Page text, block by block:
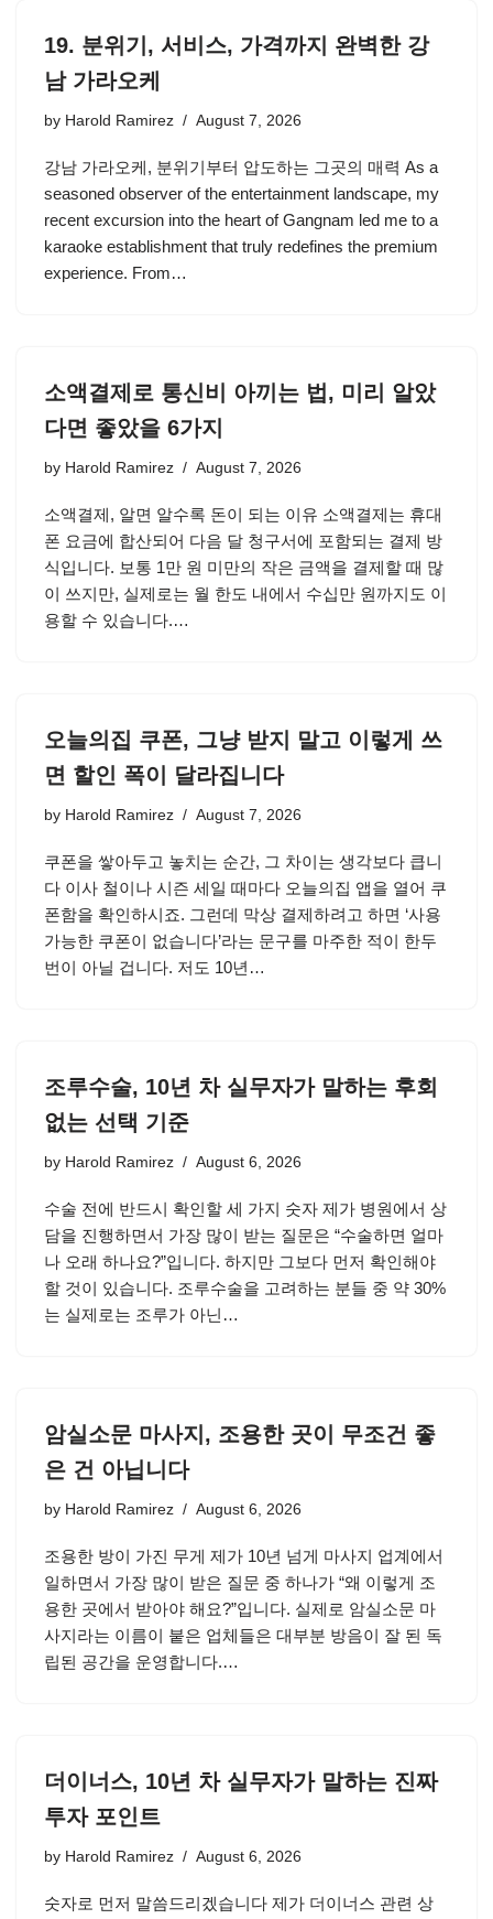
19. 분위기, 서비스, 가격까지 완벽한 강
남 가라오케
by Harold Ramirez August 7, 2026
강남 가라오케, 분위기부터 압도하는 그곳의 매력 As a
seasoned observer of the entertainment landscape, my
recent excursion into the heart of Gangnam led me to a
karaoke establishment that truly redefines the premium
experience. From…
소액결제로 통신비 아끼는 법, 미리 알았
다면 좋았을 6가지
by Harold Ramirez August 7, 2026
소액결제, 알면 알수록 돈이 되는 이유 소액결제는 휴대
폰 요금에 합산되어 다음 달 청구서에 포함되는 결제 방
식입니다. 보통 1만 원 미만의 작은 금액을 결제할 때 많
이 쓰지만, 실제로는 월 한도 내에서 수십만 원까지도 이
용할 수 있습니다.…
오늘의집 쿠폰, 그냥 받지 말고 이렇게 쓰
면 할인 폭이 달라집니다
by Harold Ramirez August 7, 2026
쿠폰을 쌓아두고 놓치는 순간, 그 차이는 생각보다 큽니
다 이사 철이나 시즌 세일 때마다 오늘의집 앱을 열어 쿠
폰함을 확인하시죠. 그런데 막상 결제하려고 하면 ‘사용
가능한 쿠폰이 없습니다’라는 문구를 마주한 적이 한두
번이 아닐 겁니다. 저도 10년…
조루수술, 10년 차 실무자가 말하는 후회
없는 선택 기준
by Harold Ramirez August 6, 2026
수술 전에 반드시 확인할 세 가지 숫자 제가 병원에서 상
담을 진행하면서 가장 많이 받는 질문은 “수술하면 얼마
나 오래 하나요?”입니다. 하지만 그보다 먼저 확인해야
할 것이 있습니다. 조루수술을 고려하는 분들 중 약 30%
는 실제로는 조루가 아닌…
암실소문 마사지, 조용한 곳이 무조건 좋
은 건 아닙니다
by Harold Ramirez August 6, 2026
조용한 방이 가진 무게 제가 10년 넘게 마사지 업계에서
일하면서 가장 많이 받은 질문 중 하나가 “왜 이렇게 조
용한 곳에서 받아야 해요?”입니다. 실제로 암실소문 마
사지라는 이름이 붙은 업체들은 대부분 방음이 잘 된 독
립된 공간을 운영합니다.…
더이너스, 10년 차 실무자가 말하는 진짜
투자 포인트
by Harold Ramirez August 6, 2026
숫자로 먼저 말씀드리겠습니다 제가 더이너스 관련 상